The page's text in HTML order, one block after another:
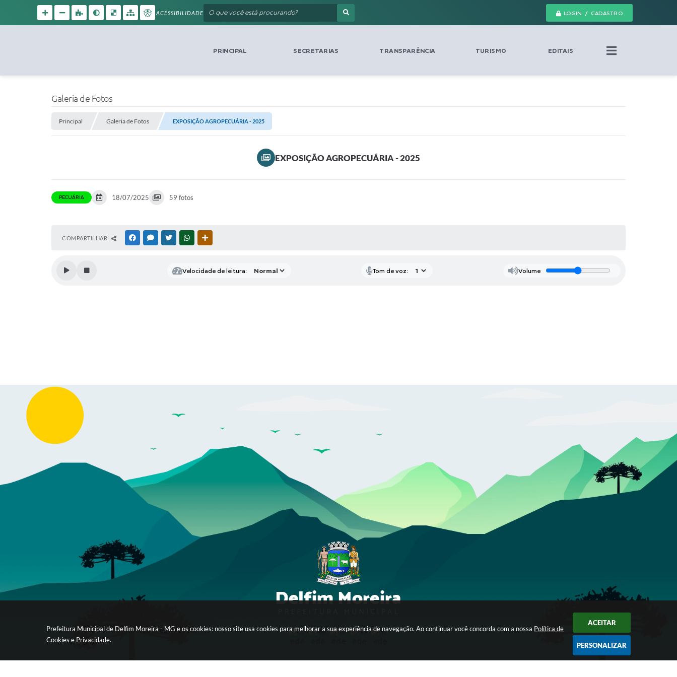
Prefeitura Municipal de Delfim Moreira - MG e os cookies: nosso site usa cookies para melhorar a sua experiência de navegação. Ao continuar você concorda com a nossa Política de
Cookies e Privacidade.
ACEITAR
PERSONALIZAR
LOGIN / CADASTRO
ACESSIBILIDADE
PRINCIPAL SECRETARIAS TRANSPARÊNCIA TURISMO EDITAIS
Galeria de Fotos
Principal Galeria de Fotos EXPOSIÇÃO AGROPECUÁRIA - 2025
EXPOSIÇÃO AGROPECUÁRIA - 2025
PECUÁRIA 18/07/2025 59 fotos
COMPARTILHAR FACEBOOKMESSENGER
TWITTERWHATSAPP
Velocidade de leitura: Tom de voz: Volume